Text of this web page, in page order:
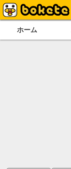
ホーム